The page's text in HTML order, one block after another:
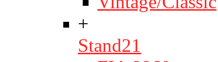
+
Stand21